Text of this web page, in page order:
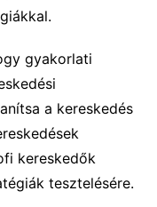
gyakorlati
a kereskedés
kereskedők
tesztelésére.